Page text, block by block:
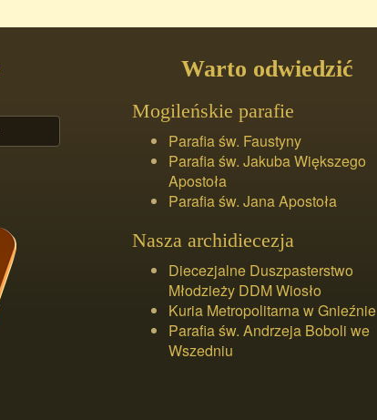
Warto odwiedzić
Mogileńskie parafie
Parafia św. Faustyny
Parafia św. Jakuba Większego
Apostoła
Parafia św. Jana Apostoła
Nasza archidiecezja
Diecezjalne Duszpasterstwo
Młodzieży DDM Wiosło
Kuria Metropolitarna w Gnieźnie
Parafia św. Andrzeja Boboli we
Wszedniu